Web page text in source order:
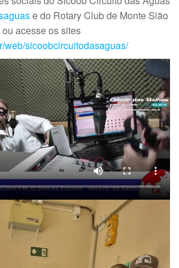
e do Rotary Club de Monte Sião
ou acesse os sites
web/sicoobcircuitodasaguas/